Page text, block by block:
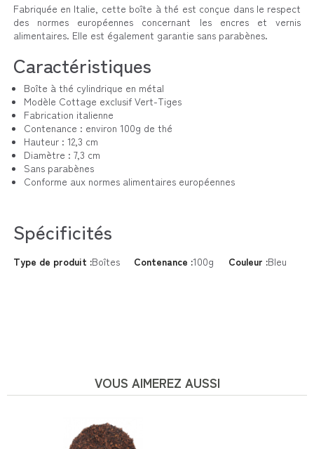
Fabriquée en Italie, cette boîte à thé est conçue dans le respect
des normes européennes concernant les encres et vernis
alimentaires. Elle est également garantie sans parabènes.
Caractéristiques
Boîte à thé cylindrique en métal
Modèle Cottage exclusif Vert-Tiges
Fabrication italienne
Contenance : environ 100g de thé
Hauteur : 12,3 cm
Diamètre : 7,3 cm
Sans parabènes
Conforme aux normes alimentaires européennes
Spécificités
Type de produit :Boîtes Contenance :100g Couleur :Bleu
VOUS AIMEREZ AUSSI